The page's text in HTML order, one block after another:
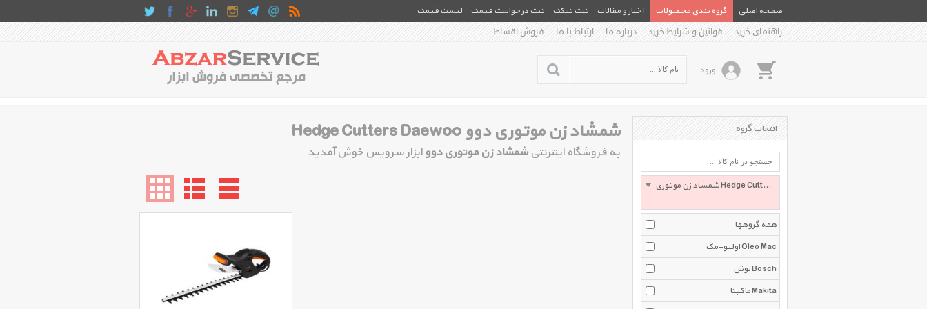
صفحه اصلی گروه بندی محصولات اخبار و مقالات ثبت تیکت ثبت درخواست قیمت
لیست قیمت
راهنمای خرید
قوانین و شرایط خرید درباره ما ارتباط با ما فروش اقساط
ورود
شمشاد زن موتوری دوو Hedge Cutters Daewoo
به فروشگاه اینترنتی شمشاد زن موتوری دووابزار سرویس خوش آمدید
انتخاب گروه
شمشاد زن موتوری Hedge Cutters
همه گروهها
اولیو-مک Oleo Mac
بوش Bosch
ماکیتا Makita